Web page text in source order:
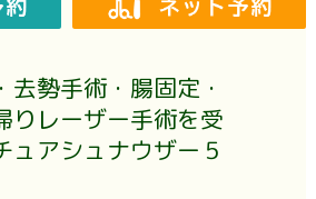
去勢手術・腸固定・
りレーザー手術を受
ュアシュナウザー５